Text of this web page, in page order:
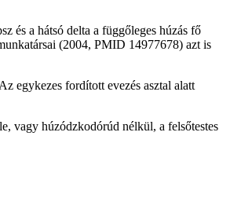
és a hátsó delta a függőleges húzás fő
(2004, PMID 14977678) azt is
egykezes fordított evezés asztal alatt
vagy húzódzkodórúd nélkül, a felsőtestes